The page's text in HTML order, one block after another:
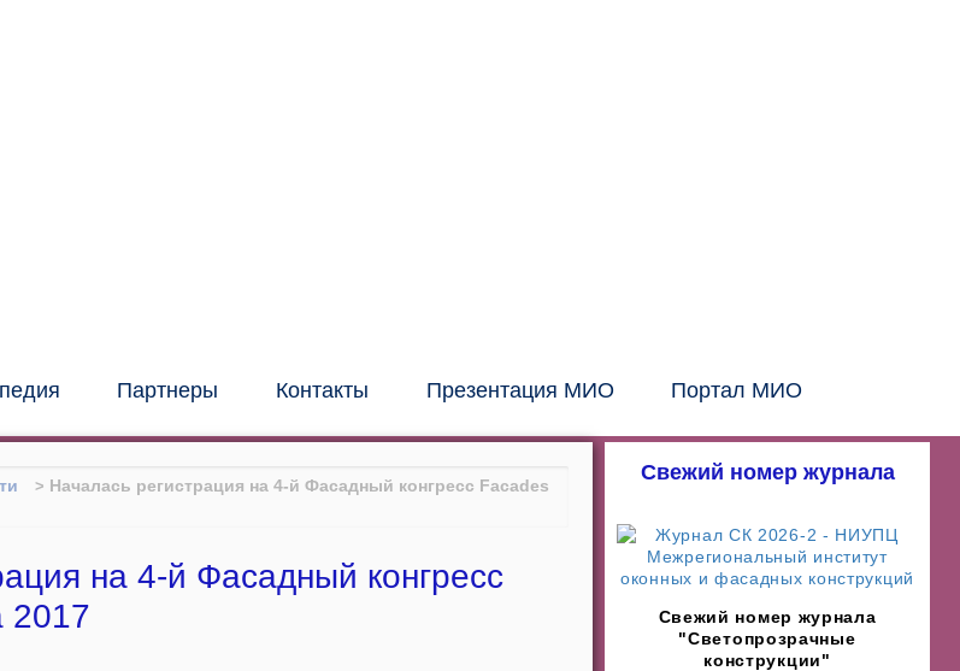
Партнеры Контакты Презентация МИО Портал МИО
Началась регистрация на 4-й Фасадный конгресс Facades
на 4-й Фасадный конгресс
2017
Свежий номер журнала
Свежий номер журнала
"Светопрозрачные
конструкции"